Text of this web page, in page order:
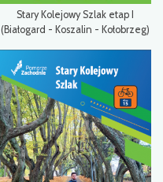
Stary Kolejowy Szlak etap I
(Białogard - Koszalin - Kołobrzeg)